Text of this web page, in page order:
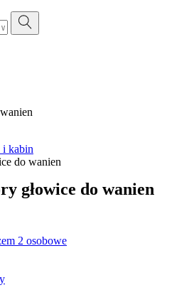
i kabin
do wanien
głowice do wanien
2 osobowe